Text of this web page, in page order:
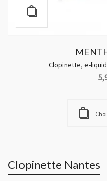
Clopinette, e-
Clopinette Nantes